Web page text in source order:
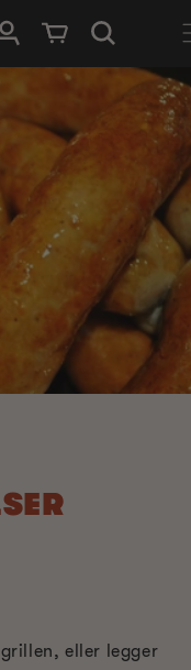
InnHandlevogn
eller legger